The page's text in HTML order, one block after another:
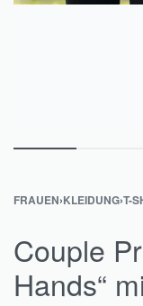
FRAUEN›KLEIDUNG›T-
Couple
Hands“